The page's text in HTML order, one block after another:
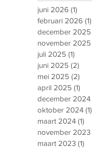
juni 2026 (1)
februari 2026 (1)
december 2025
november 2025
juli 2025 (1)
juni 2025 (2)
mei 2025 (2)
april 2025 (1)
december 2024
oktober 2024 (1)
maart 2024 (1)
november 2023
maart 2023 (1)